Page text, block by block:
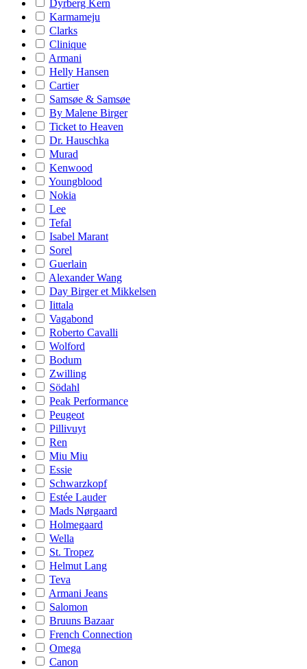
Dyrberg Kern
Karmameju
Clarks
Clinique
Armani
Helly Hansen
Cartier
Samsøe & Samsøe
By Malene Birger
Ticket to Heaven
Dr. Hauschka
Murad
Kenwood
Youngblood
Nokia
Lee
Tefal
Isabel Marant
Sorel
Guerlain
Alexander Wang
Day Birger et Mikkelsen
Iittala
Vagabond
Roberto Cavalli
Wolford
Bodum
Zwilling
Södahl
Peak Performance
Peugeot
Pillivuyt
Ren
Miu Miu
Essie
Schwarzkopf
Estée Lauder
Mads Nørgaard
Holmegaard
Wella
St. Tropez
Helmut Lang
Teva
Armani Jeans
Salomon
Bruuns Bazaar
French Connection
Omega
Canon